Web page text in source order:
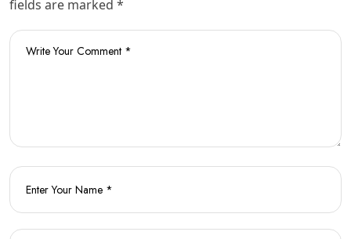
fields are marked *